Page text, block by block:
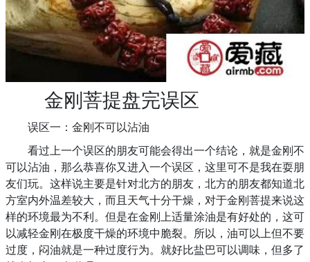
金刚菩提盘完误区
误区一：金刚不可以沾油
看过上一个误区的朋友可能会得出一个结论，就是金刚不
可以沾油，那么恭喜你又进入一个误区，这里可不是我在耍朋
友们玩。这样说主要是针对北方的朋友，北方的朋友都知道北
方室内外温差较大，而且天气十分干燥，对于金刚菩提来说这
样的环境最为不利。但是在金刚上适量涂油是有好处的，这可
以减轻金刚在极度干燥的环境中脆裂。所以，油可以上但不要
过度，闷油就是一种过度行为。就好比盐巴可以调味，但多了